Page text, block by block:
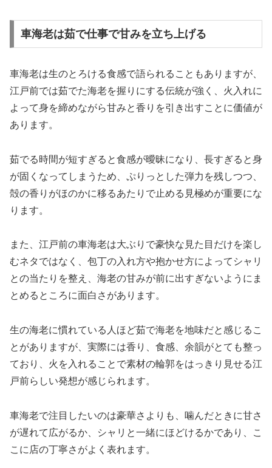
車海老は茹で仕事で甘みを立ち上げる
車海老は生のとろける食感で語られることもありますが、
江戸前では茹でた海老を握りにする伝統が強く、火入れに
よって身を締めながら甘みと香りを引き出すことに価値が
あります。
茹でる時間が短すぎると食感が曖昧になり、長すぎると身
が固くなってしまうため、ぷりっとした弾力を残しつつ、
殻の香りがほのかに移るあたりで止める見極めが重要にな
ります。
また、江戸前の車海老は大ぶりで豪快な見た目だけを楽し
むネタではなく、包丁の入れ方や抱かせ方によってシャリ
との当たりを整え、海老の甘みが前に出すぎないようにま
とめるところに面白さがあります。
生の海老に慣れている人ほど茹で海老を地味だと感じるこ
とがありますが、実際には香り、食感、余韻がとても整っ
ており、火を入れることで素材の輪郭をはっきり見せる江
戸前らしい発想が感じられます。
車海老で注目したいのは豪華さよりも、噛んだときに甘さ
が遅れて広がるか、シャリと一緒にほどけるかであり、こ
こに店の丁寧さがよく表れます。